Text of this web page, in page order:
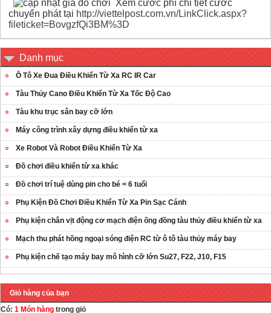
Xem cước phí chi tiết cước
chuyển phát tại http://viettelpost.com.vn/LinkClick.aspx?
fileticket=BovgzfQi3BM%3D
Danh mục
Ô Tô Xe Đua Điều Khiển Từ Xa RC IR Car
Tàu Thủy Cano Điều Khiển Từ Xa Tốc Độ Cao
Tàu khu trục sân bay cỡ lớn
Máy công trình xây dựng điều khiển từ xa
Xe Robot Và Robot Điều Khiển Từ Xa
Đồ chơi điều khiển từ xa khác
Đồ chơi trí tuệ dùng pin cho bé < 6 tuổi
Phụ Kiện Đồ Chơi Điều Khiển Từ Xa Pin Sạc Cánh
Phụ kiện chân vịt động cơ mạch điện ống đồng tàu thủy điều khiển từ xa
Mạch thu phát hồng ngoại sóng điện RC từ ô tô tàu thủy máy bay
Phụ kiện chế tạo máy bay mô hình cỡ lớn Su27, F22, J10, F15
Giỏ hàng của bạn
Có: 1 Món hàng trong giỏ